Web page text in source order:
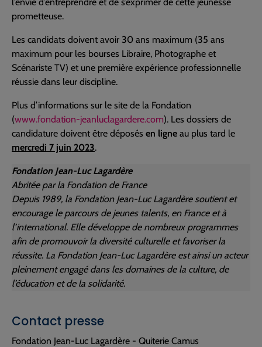
prometteuse.
Les candidats doivent avoir 30 ans maximum (35 ans
maximum pour les bourses Libraire, Photographe et
Scénariste TV) et une première expérience professionnelle
réussie dans leur discipline.
Plus d’informations sur le site de la Fondation
(www.fondation-jeanluclagardere.com). Les dossiers de
candidature doivent être déposés en ligne au plus tard le
mercredi 7 juin 2023.
Fondation Jean-Luc Lagardère
Abritée par la Fondation de France
Depuis 1989, la Fondation Jean-Luc Lagardère soutient et
encourage le parcours de jeunes talents, en France et à
l’international. Elle développe de nombreux programmes
afin de promouvoir la diversité culturelle et favoriser la
réussite. La Fondation Jean-Luc Lagardère est ainsi un acteur
pleinement engagé dans les domaines de la culture, de
l’éducation et de la solidarité.
Contact presse
Fondation Jean-Luc Lagardère - Quiterie Camus